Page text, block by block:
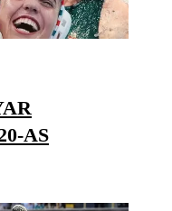
AS